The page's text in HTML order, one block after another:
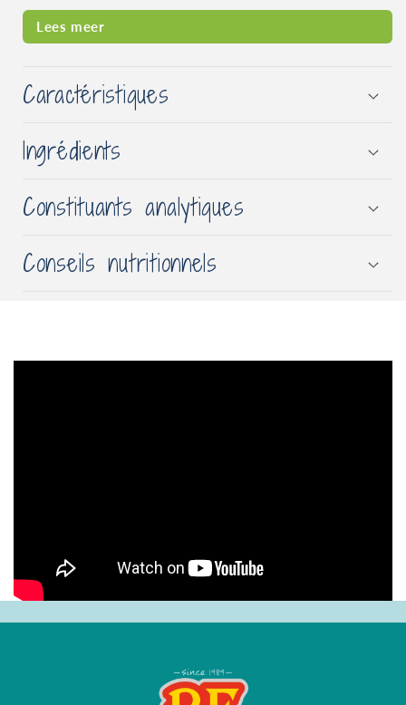
Lees meer
Caractéristiques
Ingrédients
Constituants analytiques
Conseils nutritionnels